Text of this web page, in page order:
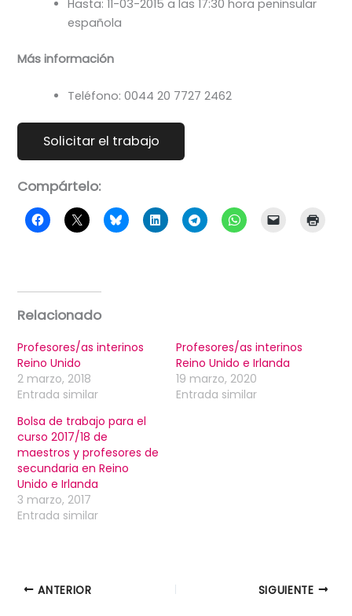
Hasta: 11-03-2015 a las 17:30 hora peninsular
española
Más información
Teléfono: 0044 20 7727 2462
Compártelo:
Relacionado
Profesores/as interinos
Reino Unido
2 marzo, 2018
Entrada similar
Profesores/as interinos
Reino Unido e Irlanda
19 marzo, 2020
Entrada similar
Bolsa de trabajo para el
curso 2017/18 de
maestros y profesores de
secundaria en Reino
Unido e Irlanda
3 marzo, 2017
Entrada similar
ANTERIOR SIGUIENTE